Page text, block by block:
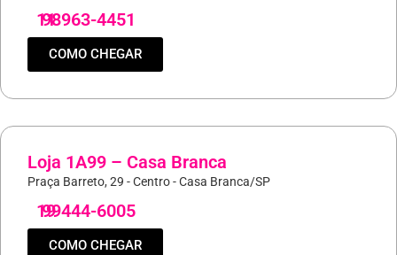
11
98963-4451
COMO CHEGAR
Loja 1A99 – Casa Branca
Praça Barreto, 29 - Centro - Casa Branca/SP
19
99444-6005
COMO CHEGAR